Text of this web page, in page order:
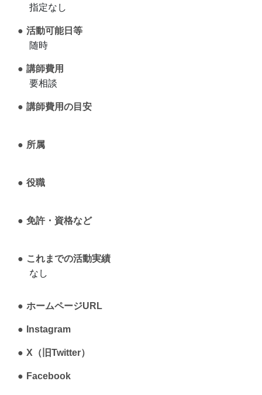
指定なし
活動可能日等
随時
講師費用
要相談
講師費用の目安
所属
役職
免許・資格など
これまでの活動実績
なし
ホームページURL
Instagram
X（旧Twitter）
Facebook